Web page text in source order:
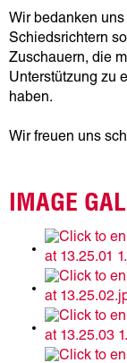
Wir bedanken
Schiedsrichtern
Zuschauern, die
Unterstützung zu
haben.
Wir freuen uns
IMAGE